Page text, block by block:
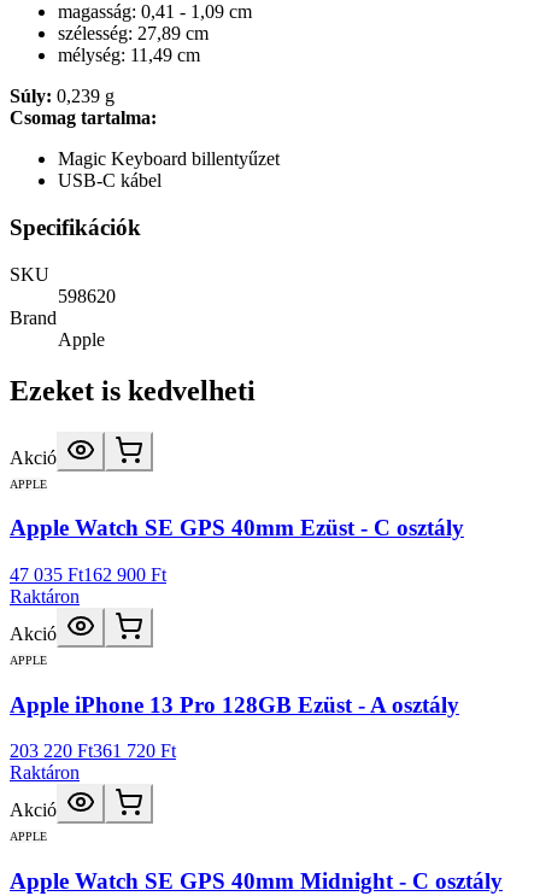
magasság: 0,41 - 1,09 cm
szélesség: 27,89 cm
mélység: 11,49 cm
Súly: 0,239 g
Csomag tartalma:
Magic Keyboard billentyűzet
USB-C kábel
Specifikációk
SKU
598620
Brand
Apple
Ezeket is kedvelheti
Akció
APPLE
Apple Watch SE GPS 40mm Ezüst - C osztály
47 035 Ft162 900 Ft
Raktáron
Akció
APPLE
Apple iPhone 13 Pro 128GB Ezüst - A osztály
203 220 Ft361 720 Ft
Raktáron
Akció
APPLE
Apple Watch SE GPS 40mm Midnight - C osztály